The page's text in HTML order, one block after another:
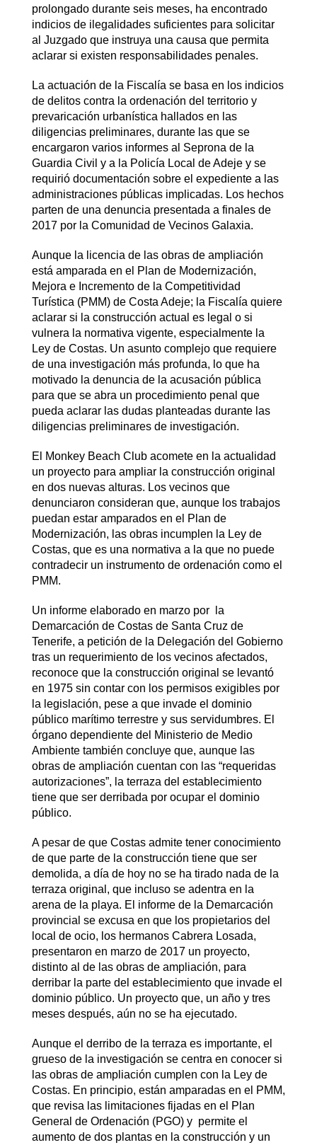
prolongado durante seis meses, ha encontrado
indicios de ilegalidades suficientes para solicitar
al Juzgado que instruya una causa que permita
aclarar si existen responsabilidades penales.
La actuación de la Fiscalía se basa en los indicios
de delitos contra la ordenación del territorio y
prevaricación urbanística hallados en las
diligencias preliminares, durante las que se
encargaron varios informes al Seprona de la
Guardia Civil y a la Policía Local de Adeje y se
requirió documentación sobre el expediente a las
administraciones públicas implicadas. Los hechos
parten de una denuncia presentada a finales de
2017 por la Comunidad de Vecinos Galaxia.
Aunque la licencia de las obras de ampliación
está amparada en el Plan de Modernización,
Mejora e Incremento de la Competitividad
Turística (PMM) de Costa Adeje; la Fiscalía quiere
aclarar si la construcción actual es legal o si
vulnera la normativa vigente, especialmente la
Ley de Costas. Un asunto complejo que requiere
de una investigación más profunda, lo que ha
motivado la denuncia de la acusación pública
para que se abra un procedimiento penal que
pueda aclarar las dudas planteadas durante las
diligencias preliminares de investigación.
El Monkey Beach Club acomete en la actualidad
un proyecto para ampliar la construcción original
en dos nuevas alturas. Los vecinos que
denunciaron consideran que, aunque los trabajos
puedan estar amparados en el Plan de
Modernización, las obras incumplen la Ley de
Costas, que es una normativa a la que no puede
contradecir un instrumento de ordenación como el
PMM.
Un informe elaborado en marzo por la
Demarcación de Costas de Santa Cruz de
Tenerife, a petición de la Delegación del Gobierno
tras un requerimiento de los vecinos afectados,
reconoce que la construcción original se levantó
en 1975 sin contar con los permisos exigibles por
la legislación, pese a que invade el dominio
público marítimo terrestre y sus servidumbres. El
órgano dependiente del Ministerio de Medio
Ambiente también concluye que, aunque las
obras de ampliación cuentan con las “requeridas
autorizaciones”, la terraza del establecimiento
tiene que ser derribada por ocupar el dominio
público.
A pesar de que Costas admite tener conocimiento
de que parte de la construcción tiene que ser
demolida, a día de hoy no se ha tirado nada de la
terraza original, que incluso se adentra en la
arena de la playa. El informe de la Demarcación
provincial se excusa en que los propietarios del
local de ocio, los hermanos Cabrera Losada,
presentaron en marzo de 2017 un proyecto,
distinto al de las obras de ampliación, para
derribar la parte del establecimiento que invade el
dominio público. Un proyecto que, un año y tres
meses después, aún no se ha ejecutado.
Aunque el derribo de la terraza es importante, el
grueso de la investigación se centra en conocer si
las obras de ampliación cumplen con la Ley de
Costas. En principio, están amparadas en el PMM,
que revisa las limitaciones fijadas en el Plan
General de Ordenación (PGO) y permite el
aumento de dos plantas en la construcción y un